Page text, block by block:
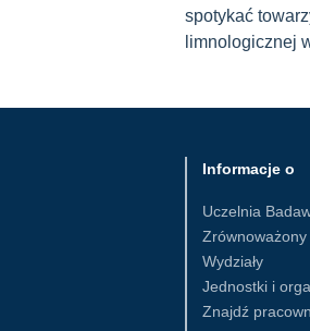
spotykać
limnologicznej
Informacje o
Uczelnia
Wydziały
Jednostki i
Znajdź